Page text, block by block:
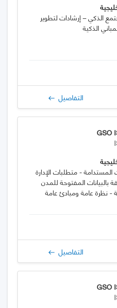
الذكي – إرشادات لتطوير
الذكية
التفاصيل
GSO
- متطلبات الإدارة
بالبيانات المفتوحة للمدن
- نظرة عامة ومبادئ عامة
التفاصيل
GSO